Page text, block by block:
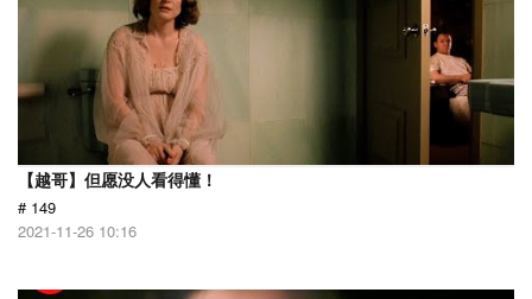
【越哥】但愿没人看得懂！
# 149
2021-11-26 10:16